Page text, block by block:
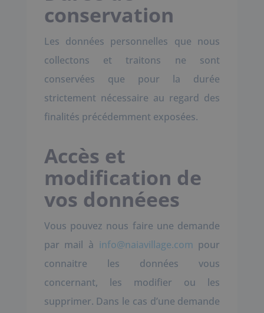
conservation
Les données personnelles que nous
collectons et traitons ne sont
conservées que pour la durée
strictement nécessaire au regard des
finalités précédemment exposées.
Accès et
modification de
vos donnéees
Vous pouvez nous faire une demande
par mail à info@naiavillage.com pour
connaitre les données vous
concernant, les modifier ou les
supprimer. Dans le cas d’une demande